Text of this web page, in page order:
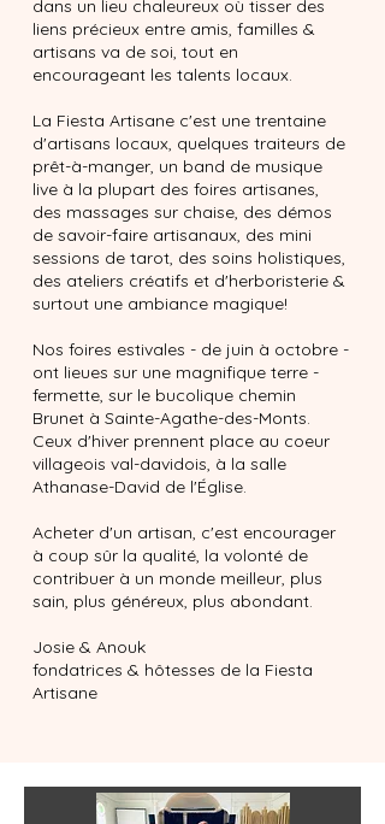
dans un lieu chaleureux où tisser des
liens précieux entre amis, familles &
artisans va de soi, tout en
encourageant les talents locaux.
La Fiesta Artisane c'est une trentaine
d'artisans locaux, quelques traiteurs de
prêt-à-manger, un band de musique
live à la plupart des foires artisanes,
des massages sur chaise, des démos
de savoir-faire artisanaux, des mini
sessions de tarot, des soins holistiques,
des ateliers créatifs et d'herboristerie &
surtout une ambiance magique!
Nos foires estivales - de juin à octobre -
ont lieues sur une magnifique terre -
fermette, sur le bucolique chemin
Brunet à Sainte-Agathe-des-Monts.
Ceux d'hiver prennent place au coeur
villageois val-davidois, à la salle
Athanase-David de l'Église.
Acheter d'un artisan, c'est encourager
à coup sûr la qualité, la volonté de
contribuer à un monde meilleur, plus
sain, plus généreux, plus abondant.
Josie & Anouk
fondatrices & hôtesses de la Fiesta
Artisane